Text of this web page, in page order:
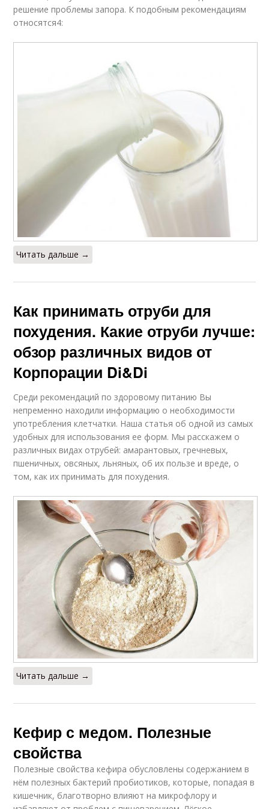
решение проблемы запора. К подобным рекомендациям
относятся4:
Читать дальше →
Как принимать отруби для
похудения. Какие отруби лучше:
обзор различных видов от
Корпорации Di&Di
Среди рекомендаций по здоровому питанию Вы
непременно находили информацию о необходимости
употребления клетчатки. Наша статья об одной из самых
удобных для использования ее форм. Мы расскажем о
различных видах отрубей: амарантовых, гречневых,
пшеничных, овсяных, льняных, об их пользе и вреде, о
том, как их принимать для похудения.
Читать дальше →
Кефир с медом. Полезные
свойства
Полезные свойства кефира обусловлены содержанием в
нём полезных бактерий пробиотиков, которые, попадая в
кишечник, благотворно влияют на микрофлору и